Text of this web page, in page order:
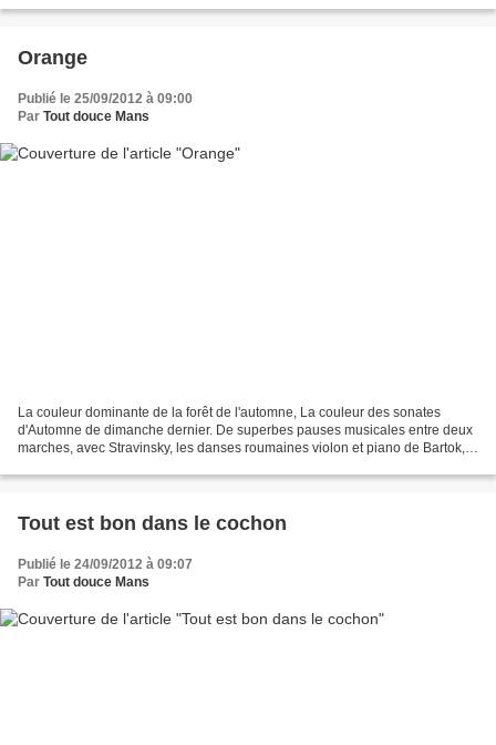
Orange
Publié le 25/09/2012 à 09:00
Par Tout douce Mans
La couleur dominante de la forêt de l'automne, La couleur des sonates
d'Automne de dimanche dernier. De superbes pauses musicales entre deux
marches, avec Stravinsky, les danses roumaines violon et piano de Bartok,
Tout est bon dans le cochon
Publié le 24/09/2012 à 09:07
Par Tout douce Mans